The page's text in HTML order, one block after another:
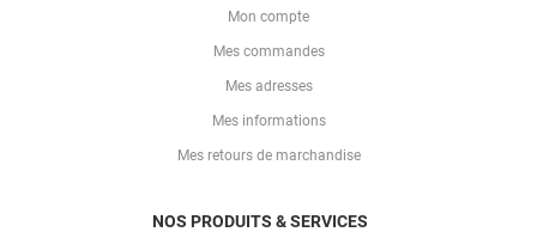
Mon compte
Mes commandes
Mes adresses
Mes informations
Mes retours de marchandise
NOS PRODUITS & SERVICES